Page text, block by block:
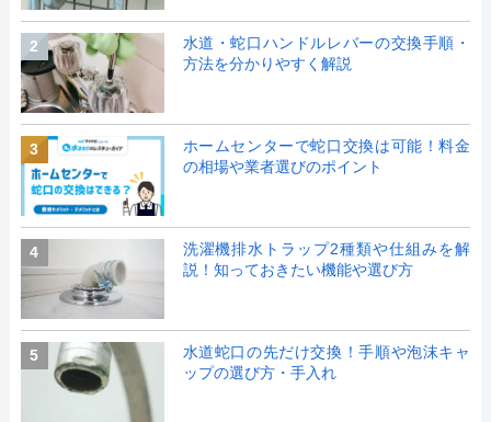
2
水道・蛇口ハンドルレバーの交換手順・
方法を分かりやすく解説
3
ホームセンターで蛇口交換は可能！料金
の相場や業者選びのポイント
4
洗濯機排水トラップ2種類や仕組みを解
説！知っておきたい機能や選び方
5
水道蛇口の先だけ交換！手順や泡沫キャ
ップの選び方・手入れ